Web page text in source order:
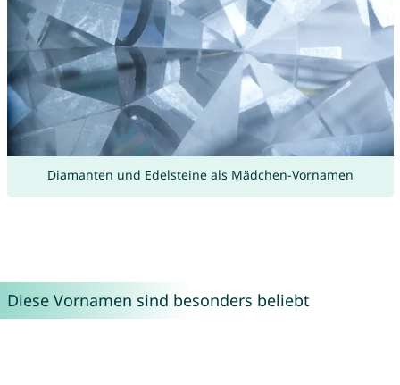
Diamanten und Edelsteine als Mädchen-Vornamen
Diese Vornamen sind besonders beliebt